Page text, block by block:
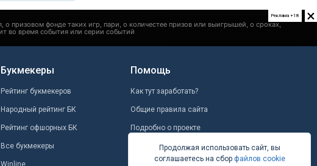
×
Реклама +18
Букмекеры
Рейтинг букмекеров
Народный рейтинг БК
Рейтинг офшорных БК
Все букмекеры
Winline
Помощь
Как тут заработать?
Общие правила сайта
Подробно о проекте
Школа ставокПродолжая использовать сайт, вы
соглашаетесь на сбор файлов cookie